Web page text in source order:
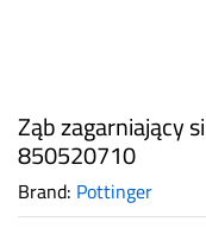
Ząb zagarniający
850520710
Brand: Pottinger